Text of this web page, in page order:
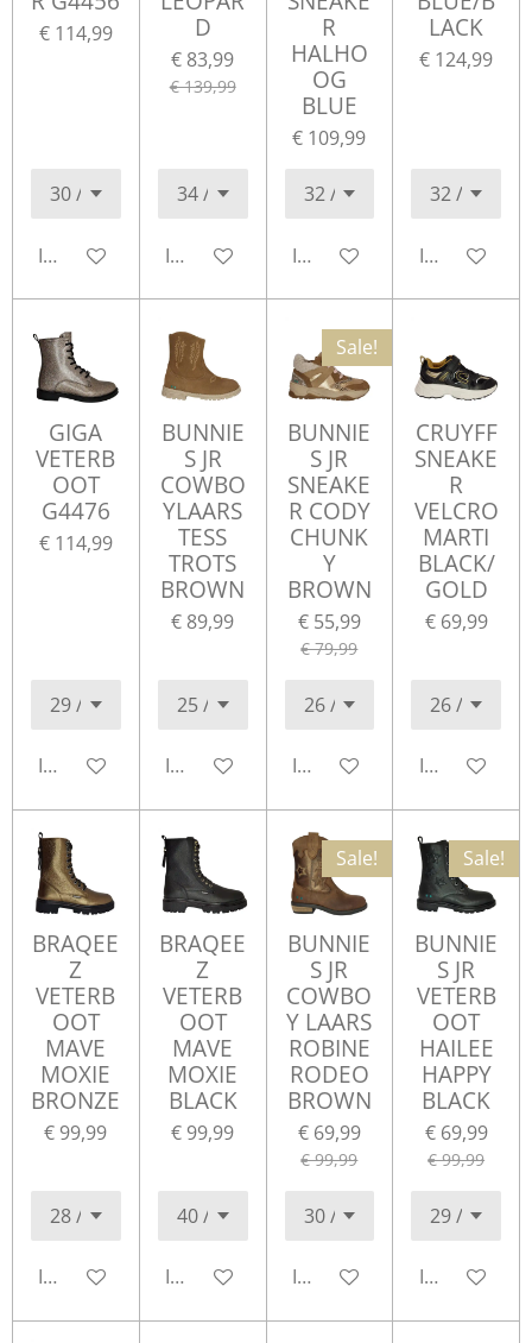
€ 114,99
In winkelwagen
D
€ 83,99
€ 139,99
In winkelwagen
R
HALHO
OG
BLUE
€ 109,99
In winkelwagen
LACK
€ 124,99
In
GIGA
VETERB
OOT
G4476
€ 114,99
In winkelwagen
BUNNIE
S JR
COWBO
YLAARS
TESS
TROTS
BROWN
€ 89,99
In winkelwagen
Sale!
BUNNIE
S JR
SNEAKE
R CODY
CHUNK
Y
BROWN
€ 55,99
€ 79,99
In winkelwagen
CRUYFF
SNEAKE
R
VELCRO
MARTI
BLACK/
GOLD
€ 69,99
In
BRAQEE
Z
VETERB
OOT
MAVE
MOXIE
BRONZE
€ 99,99
In winkelwagen
BRAQEE
Z
VETERB
OOT
MAVE
MOXIE
BLACK
€ 99,99
In winkelwagen
Sale!
BUNNIE
S JR
COWBO
Y LAARS
ROBINE
RODEO
BROWN
€ 69,99
€ 99,99
In winkelwagen
Sale!
BUNNIE
S JR
VETERB
OOT
HAILEE
HAPPY
BLACK
€ 69,99
€ 99,99
In